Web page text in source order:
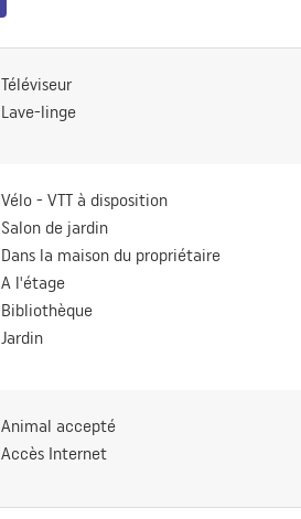
Téléviseur
Lave-linge
Vélo - VTT à disposition
Salon de jardin
Dans la maison du propriétaire
A l'étage
Bibliothèque
Jardin
Animal accepté
Accès Internet